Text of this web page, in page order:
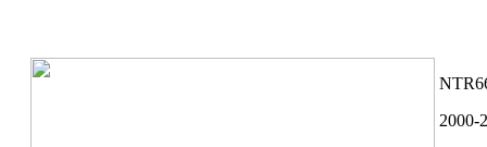
2000-